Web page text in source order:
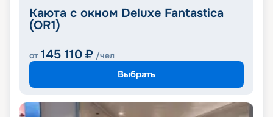
Каюта с окном Deluxe Fantastica
(OR1)
от 145 110 ₽ /чел
Выбрать